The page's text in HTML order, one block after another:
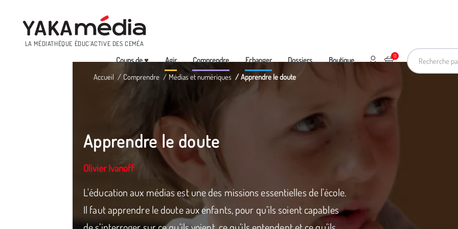
LA MÉDIATHÈQUE ÉDUC’ACTIVE DES CEMÉA
Recherche
Menu
Coups de ♥ Agir Comprendre Echanger Dossiers Boutique 0
Ajouter au panier
Mon compte
Accueil Comprendre Médias et numériques Apprendre le doute
Apprendre le doute
Olivier Ivanoff
L'éducation aux médias est une des missions essentielles de l'école.
Il faut apprendre le doute aux enfants, pour qu’ils soient capables